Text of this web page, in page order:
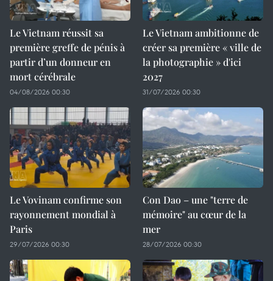
Le Vietnam réussit sa
première greffe de pénis à
partir d’un donneur en
mort cérébrale
04/08/2026 00:30
Le Vietnam ambitionne de
créer sa première « ville de
la photographie » d'ici
2027
31/07/2026 00:30
Le Vovinam confirme son
rayonnement mondial à
Paris
29/07/2026 00:30
Con Dao – une "terre de
mémoire" au cœur de la
mer
28/07/2026 00:30